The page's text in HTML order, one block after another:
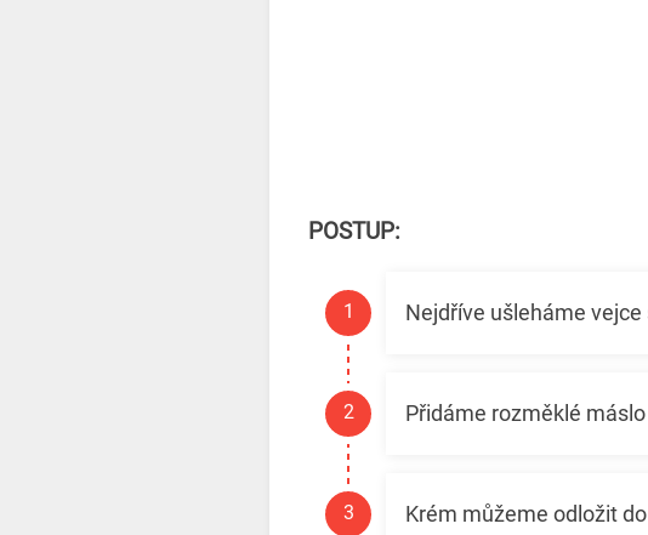
POSTUP:
Nejdříve ušleháme
Přidáme rozměklé
Krém můžeme odložit